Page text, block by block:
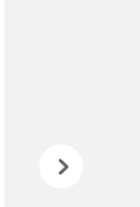
สินค้า: Hot
Culture